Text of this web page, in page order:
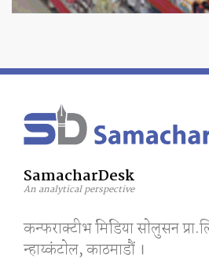
SamacharDesk
An analytical perspective
कन्फराक्टीभ मिडिया साेलुसन
न्हाय्कंटाेल, काठमाडाैं ।